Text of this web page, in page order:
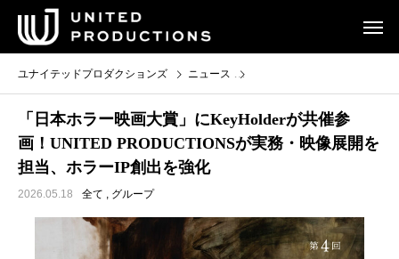
ユナイテッドプロダクションズ ニュース
「日本ホラー映画大賞」にKeyHolderが共催参
画！UNITED PRODUCTIONSが実務・映像展開を
担当、ホラーIP創出を強化
2026.05.18 全て , グループ